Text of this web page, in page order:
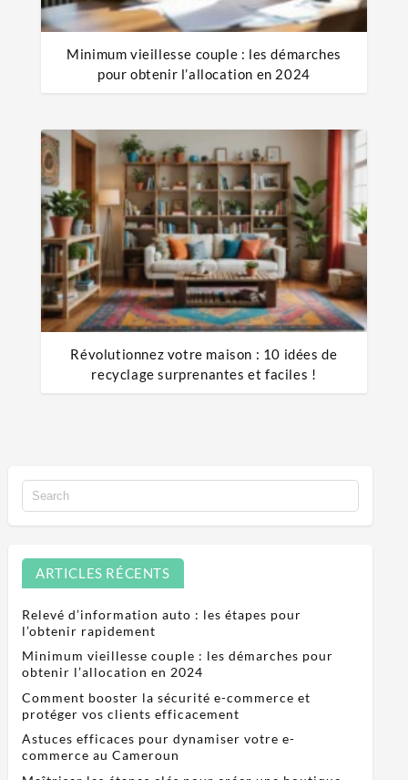
Minimum vieillesse couple : les démarches
pour obtenir l’allocation en 2024
Révolutionnez votre maison : 10 idées de
recyclage surprenantes et faciles !
ARTICLES RÉCENTS
Relevé d’information auto : les étapes pour
l’obtenir rapidement
Minimum vieillesse couple : les démarches pour
obtenir l’allocation en 2024
Comment booster la sécurité e-commerce et
protéger vos clients efficacement
Astuces efficaces pour dynamiser votre e-
commerce au Cameroun